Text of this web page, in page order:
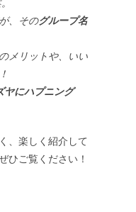
、そのグループ名
メリットや、いい
ヤにハプニング
、楽しく紹介して
ひご覧ください！